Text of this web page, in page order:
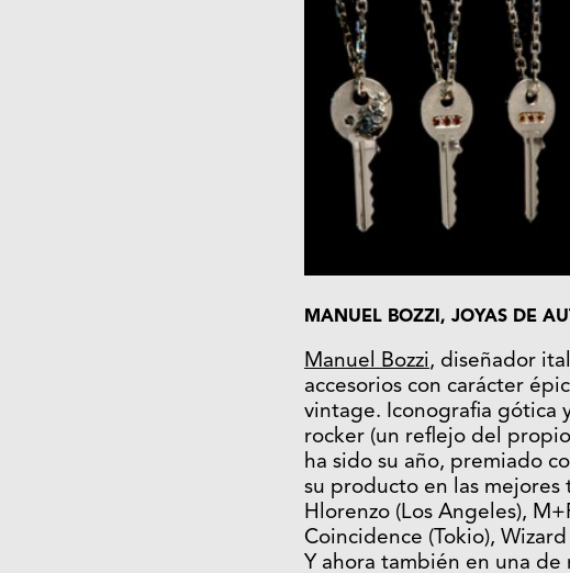
MANUEL BOZZI, JOYAS DE
Manuel Bozzi, diseñador
accesorios con carácter
vintage. Iconografia gótica
rocker (un reflejo del
ha sido su año, premiado
su producto en las mejores
Hlorenzo (Los Angeles),
Coincidence (Tokio),
Y ahora también en una